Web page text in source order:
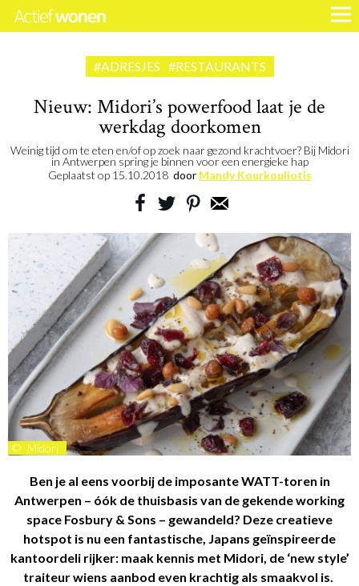
#ADRESJES #RESTAURANTS
Nieuw: Midori’s powerfood laat je de
werkdag doorkomen
Weinig tijd om te eten en/of op zoek naar gezond krachtvoer? Bij Midori
in Antwerpen spring je binnen voor een energieke hap
Geplaatst op 15.10.2018 door Mandy Kourkouliotis
© Midori
Ben je al eens voorbij de imposante WATT-toren in
Antwerpen – óók de thuisbasis van de gekende working
space Fosbury & Sons – gewandeld? Deze creatieve
hotspot is nu een fantastische, Japans geïnspireerde
kantoordeli rijker: maak kennis met Midori, de ‘new style’
traiteur wiens aanbod even krachtig als smaakvol is.